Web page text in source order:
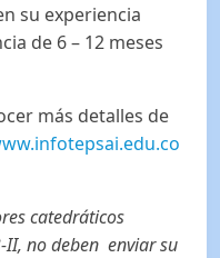
su experiencia
de 6 – 12 meses
más detalles de
catedráticos
II, no deben enviar su